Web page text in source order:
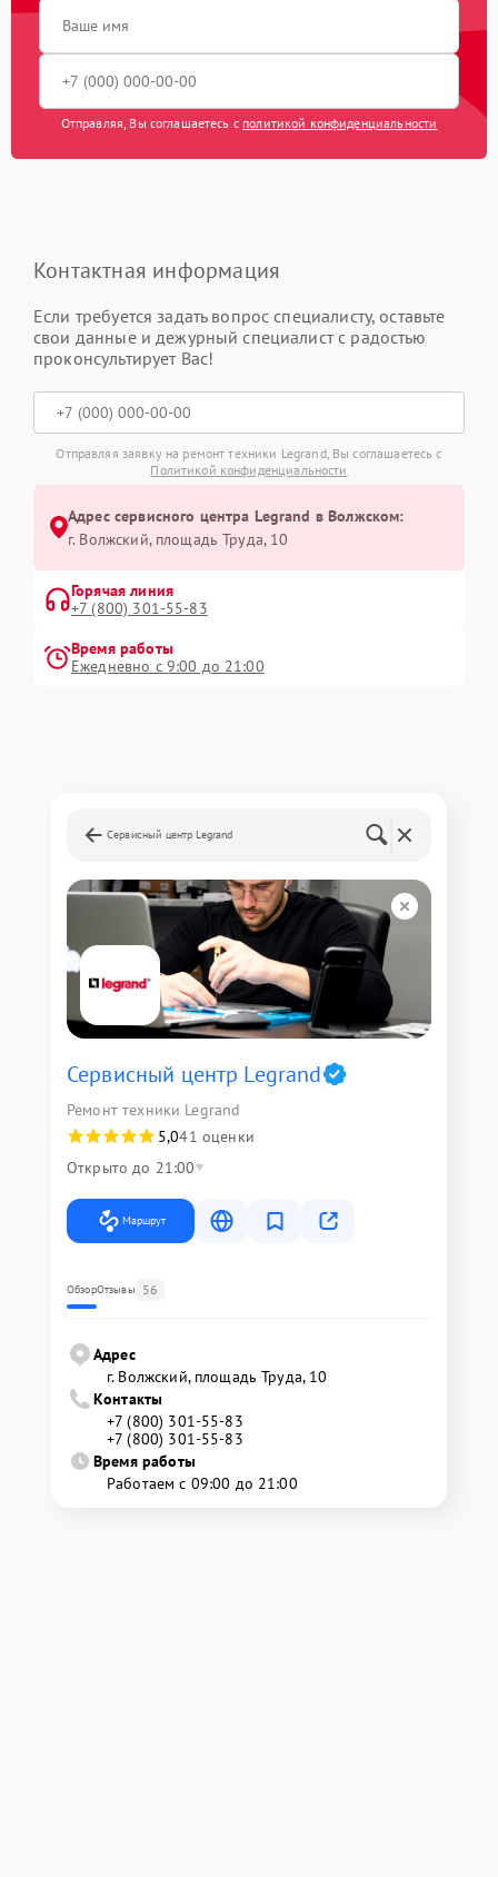
Отправляя, Вы соглашаетесь с политикой конфиденциальности
Контактная информация
Если требуется задать вопрос специалисту, оставьте
свои данные и дежурный специалист с радостью
проконсультирует Вас!
Отправляя заявку на ремонт техники Legrand, Вы соглашаетесь с
Политикой конфиденциальности
Адрес сервисного центра Legrand в Волжском:
г. Волжский, площадь Труда, 10
Горячая линия
+7 (800) 301-55-83
Время работы
Ежедневно с 9:00 до 21:00
Сервисный центр Legrand
Сервисный центр Legrand
Ремонт техники Legrand
5,041 оценки
Открыто до 21:00
Маршрут
ОбзорОтзывы 56
Адрес
г. Волжский, площадь Труда, 10
Контакты
+7 (800) 301-55-83
+7 (800) 301-55-83
Время работы
Работаем с 09:00 до 21:00